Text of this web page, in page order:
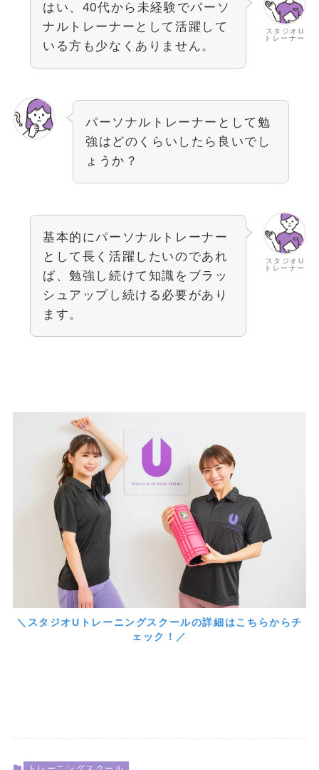
スタジオU
トレーナー
はい、40代から未経験でパーソ
ナルトレーナーとして活躍して
いる方も少なくありません。
パーソナルトレーナーとして勉
強はどのくらいしたら良いでし
ょうか？
スタジオU
トレーナー
基本的にパーソナルトレーナー
として長く活躍したいのであれ
ば、勉強し続けて知識をブラッ
シュアップし続ける必要があり
ます。
＼スタジオUトレーニングスクールの詳細はこちらからチ
ェック！／